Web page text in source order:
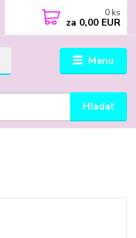
Menu
Hľadať
0 ks
za 0,00 EUR